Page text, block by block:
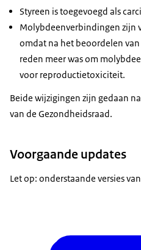
Styreen is toegevoegd als
Molybdeenverbindingen zijn
omdat na het beoordelen
reden meer was om
voor reproductietoxiciteit.
Beide wijzigingen zijn gedaan
van de Gezondheidsraad.
Voorgaande updates
Let op: onderstaande versies